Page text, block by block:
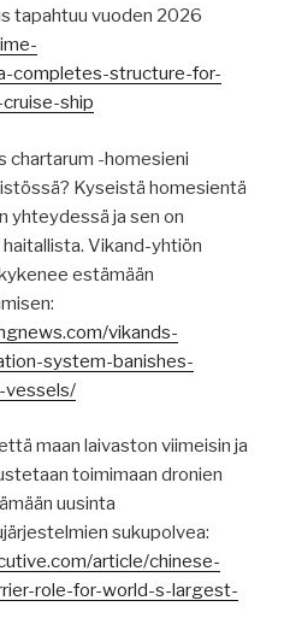
tapahtuu vuoden 2026
completes-structure-for-
ship
chartarum -homesieni
Kyseistä homesientä
yhteydessä ja sen on
Vikand-yhtiön
estämään
vikands-
system-banishes-
vessels/
maan laivaston viimeisin ja
toimimaan dronien
uusinta
sukupolvea:
article/chinese-
role-for-world-s-largest-